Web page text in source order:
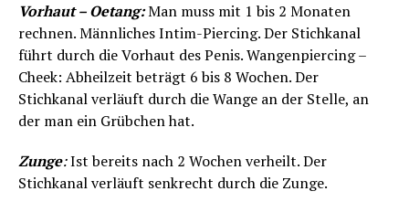
Vorhaut – Oetang:Man muss mit 1 bis 2 Monaten
rechnen. Männliches Intim-Piercing. Der Stichkanal
führt durch die Vorhaut des Penis. Wangenpiercing –
Cheek: Abheilzeit beträgt 6 bis 8 Wochen. Der
Stichkanal verläuft durch die Wange an der Stelle, an
der man ein Grübchen hat.
Zunge:Ist bereits nach 2 Wochen verheilt. Der
Stichkanal verläuft senkrecht durch die Zunge.